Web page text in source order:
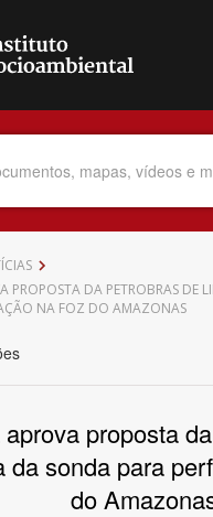
PROPOSTA DA PETROBRAS DE
NA FOZ DO AMAZONAS
aprova proposta
da sonda para
do